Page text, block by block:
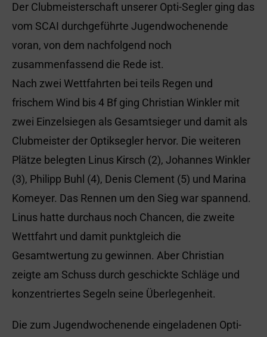
Der Clubmeisterschaft unserer Opti-Segler ging das
vom SCAI durchgeführte Jugendwochenende
voran, von dem nachfolgend noch
zusammenfassend die Rede ist.
Nach zwei Wettfahrten bei teils Regen und
frischem Wind bis 4 Bf ging Christian Winkler mit
zwei Einzelsiegen als Gesamtsieger und damit als
Clubmeister der Optiksegler hervor. Die weiteren
Plätze belegten Linus Kirsch (2), Johannes Winkler
(3), Philipp Buhl (4), Denis Clement (5) und Marina
Komeyer. Das Rennen um den Sieg war spannend.
Linus hatte durchaus noch Chancen, die zweite
Wettfahrt und damit punktgleich die
Gesamtwertung zu gewinnen. Aber Christian
zeigte am Schuss durch geschickte Schläge und
konzentriertes Segeln seine Überlegenheit.
Die zum Jugendwochenende eingeladenen Opti-